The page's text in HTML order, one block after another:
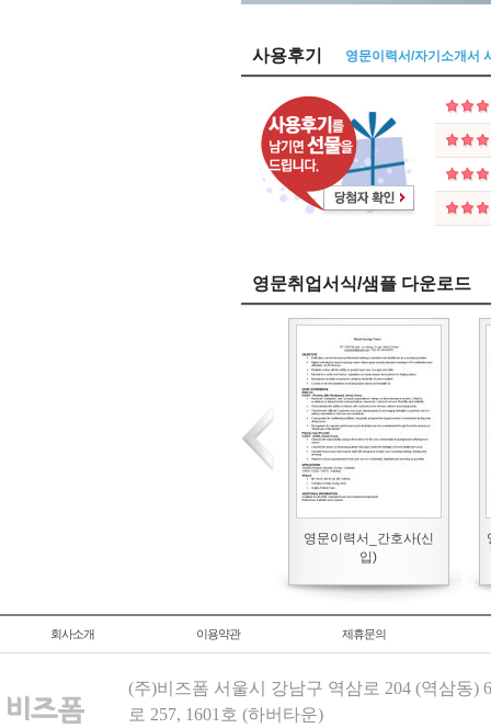
사용후기 영문이력서/자기소개서
영문취업서식/샘플 다운로드
영문이력서_간호사(신
입)
회사소개 이용약관 제휴문의
(주)비즈폼 서울시 강남구 역삼로 204 (역삼동)
로 257, 1601호 (하버타운)